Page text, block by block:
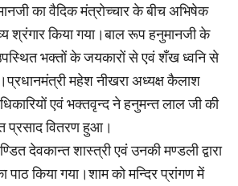
का वैदिक मंत्रोच्चार के बीच अभिषेक
श्रंगार किया गया।बाल रूप हनुमानजी के
भक्तों के जयकारों से एवं शँख ध्वनि से
महेश नीखरा अध्यक्ष कैलाश
एवं भक्तवृन्द ने हनुमन्त लाल जी की
प्रसाद वितरण हुआ।
देवकान्त शास्त्री एवं उनकी मण्डली द्वारा
किया गया।शाम को मन्दिर प्रांगण में